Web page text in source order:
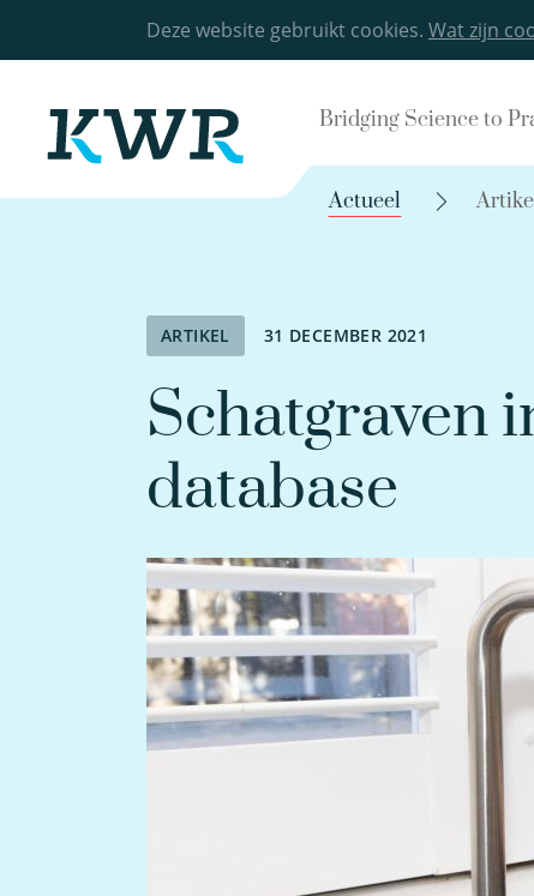
Deze website gebruikt cookies. Wat zijn
Bridging Science to
Actueel
ARTIKEL 31 DECEMBER 2021
Schatgraven
database